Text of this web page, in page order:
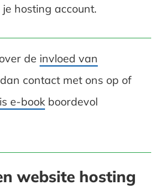
hosting account.
de invloed van
contact met ons op of
e-bookboordevol
website hosting